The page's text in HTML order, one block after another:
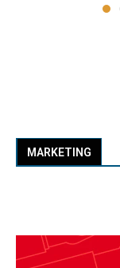
MARKETING